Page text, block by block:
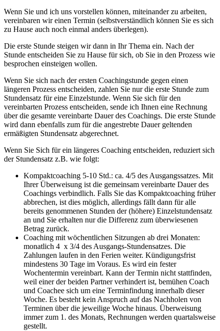
Wenn Sie und ich uns vorstellen können, miteinander zu arbeiten,
vereinbaren wir einen Termin (selbstverständlich können Sie es sich
zu Hause auch noch einmal anders überlegen).
Die erste Stunde steigen wir dann in Ihr Thema ein. Nach der
Stunde entscheiden Sie zu Hause für sich, ob Sie in den Prozess wie
besprochen einsteigen wollen.
Wenn Sie sich nach der ersten Coachingstunde gegen einen
längeren Prozess entscheiden, zahlen Sie nur die erste Stunde zum
Stundensatz für eine Einzelstunde. Wenn Sie sich für den
vereinbarten Prozess entscheiden, sende ich Ihnen eine Rechnung
über die gesamte vereinbarte Dauer des Coachings. Die erste Stunde
wird dann ebenfalls zum für die angestrebte Dauer geltenden
ermäßigten Stundensatz abgerechnet.
Wenn Sie Sich für ein längeres Coaching entscheiden, reduziert sich
der Stundensatz z.B. wie folgt:
Kompaktcoaching 5-10 Std.: ca. 4/5 des Ausgangssatzes. Mit
Ihrer Überweisung ist die gemeinsam vereinbarte Dauer des
Coachings verbindlich. Falls Sie das Kompaktcoaching früher
abbrechen, ist dies möglich, allerdings fällt dann für alle
bereits genommenen Stunden der (höhere) Einzelstundensatz
an und Sie erhalten nur die Differenz zum überwiesenen
Betrag zurück.
Coaching mit wöchentlichen Sitzungen ab drei Monaten:
monatlich 4 x 3/4 des Ausgangs-Stundensatzes. Die
Zahlungen laufen in den Ferien weiter. Kündigungsfrist
mindestens 30 Tage im Voraus. Es wird ein fester
Wochentermin vereinbart. Kann der Termin nicht stattfinden,
weil einer der beiden Partner verhindert ist, bemühen Coach
und Coachee sich um eine Terminfindung innerhalb dieser
Woche. Es besteht kein Anspruch auf das Nachholen von
Terminen über die jeweilige Woche hinaus. Überweisung
immer zum 1. des Monats, Rechnungen werden quartalsweise
gestellt.